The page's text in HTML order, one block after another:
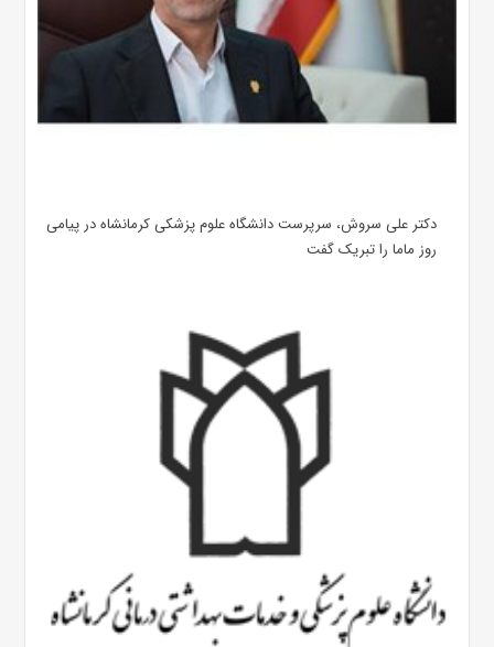
دکتر علی سروش، سرپرست دانشگاه علوم پزشکی کرمانشاه در پیامی
روز ماما را تبریک گفت